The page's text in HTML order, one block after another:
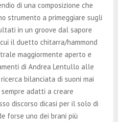
di una composizione che
strumento a primeggiare sugli
in un groove dal sapore
il duetto chitarra/hammond
maggiormente aperto e
di Andrea Lentullo alle
bilanciata di suoni mai
adatti a creare
discorso dicasi per il solo di
forse uno dei brani più